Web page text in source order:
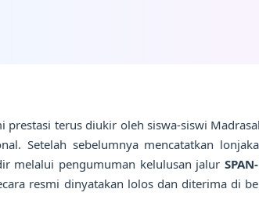
prestasi terus diukir oleh siswa-siswi
Setelah sebelumnya mencatatkan
melalui pengumuman kelulusan jalur
resmi dinyatakan lolos dan diterima di